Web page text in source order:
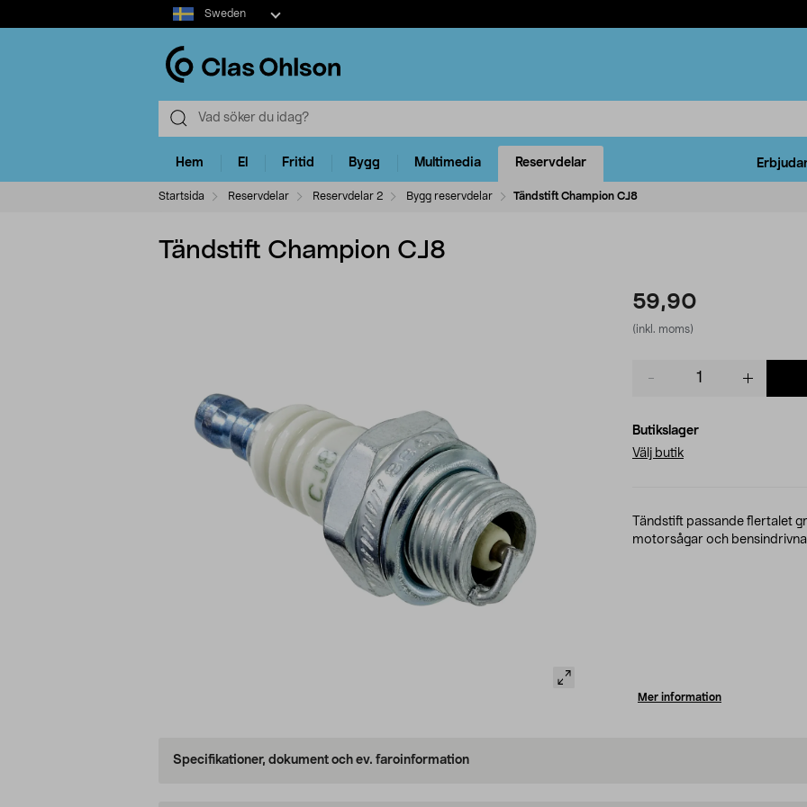
Select
market
Sweden
Hem El Fritid Bygg Multimedia Reservdelar
Startsida Reservdelar Reservdelar 2 Bygg reservdelar Tändstift Champion CJ8
Tändstift Champion CJ8
59,90
(inkl. moms)
Butikslager
Välj butik
Tändstift passande flertalet
motorsågar och
Mer information
Specifikationer, dokument och ev. faroinformation